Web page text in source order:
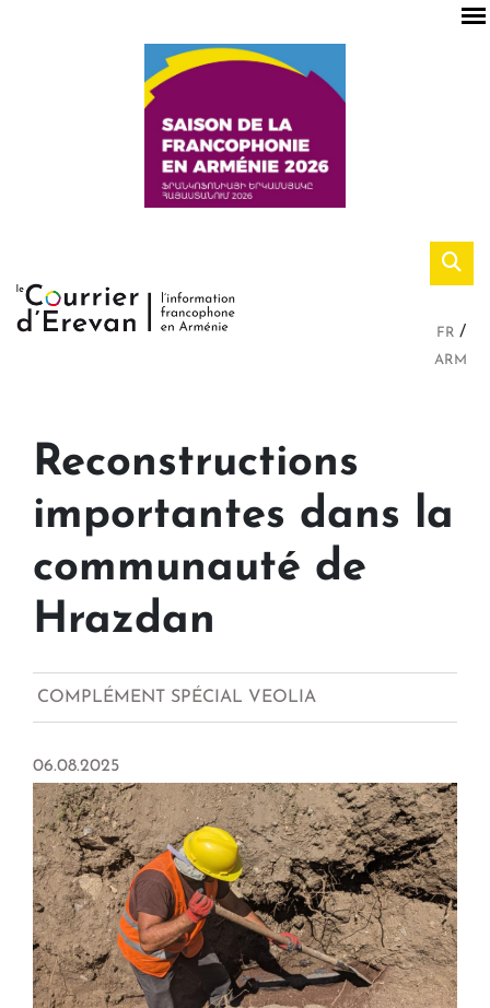
FR
ARM
Reconstructions
importantes dans la
communauté de
Hrazdan
COMPLÉMENT SPÉCIAL VEOLIA
06.08.2025